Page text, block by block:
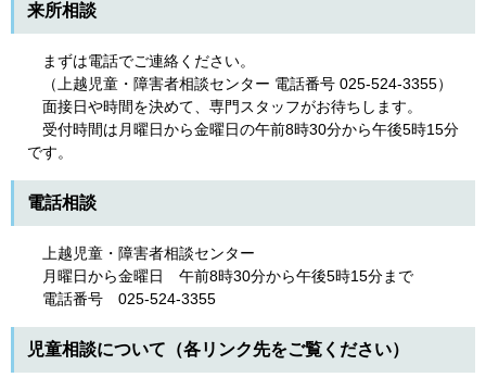
来所相談
まずは電話でご連絡ください。
（上越児童・障害者相談センター 電話番号 025-524-3355）
面接日や時間を決めて、専門スタッフがお待ちします。
受付時間は月曜日から金曜日の午前8時30分から午後5時15分
です。
電話相談
上越児童・障害者相談センター
月曜日から金曜日 午前8時30分から午後5時15分まで
電話番号 025-524-3355
児童相談について（各リンク先をご覧ください）